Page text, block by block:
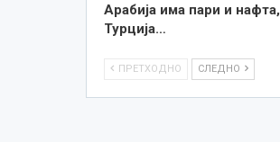
Арабија има пари и нафта,
Турција…
ПРЕТХОДНО СЛЕДНО